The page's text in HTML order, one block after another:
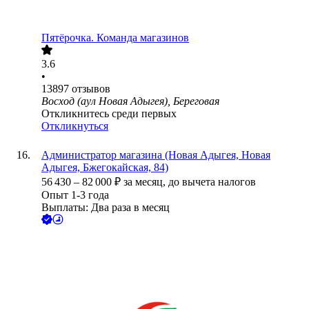
Пятёрочка. Команда магазинов
3.6
•
13897 отзывов
Восход (аул Новая Адыгея), Береговая
Откликнитесь среди первых
Откликнуться
Администратор магазина (Новая Адыгея, Новая
Адыгея, Бжегокайская, 84)
56 430 – 82 000 ₽ за месяц, до вычета налогов
Опыт 1-3 года
Выплаты: Два раза в месяц